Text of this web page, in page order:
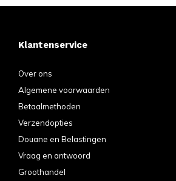
Klantenservice
Over ons
Algemene voorwaarden
Betaalmethoden
Verzendopties
Douane en Belastingen
Vraag en antwoord
Groothandel